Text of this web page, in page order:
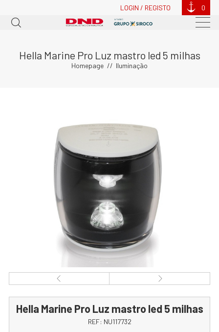
LOGIN / REGISTO 0
Hella Marine Pro Luz mastro led 5 milhas
Homepage Iluminação
Hella Marine Pro Luz mastro led 5 milhas
REF: NU117732